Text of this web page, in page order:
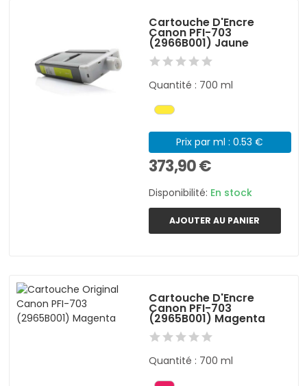
Cartouche D'Encre
Canon PFI-703
(2966B001) Jaune
Quantité : 700 ml
Prix par ml : 0.53 €
373,90 €
Disponibilité: En stock
AJOUTER AU PANIER
Cartouche D'Encre
Canon PFI-703
(2965B001) Magenta
Quantité : 700 ml